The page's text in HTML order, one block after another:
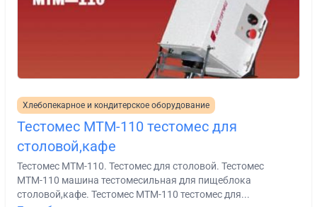
Хлебопекарное и кондитерское оборудование
Тестомес МТМ-110 тестомес для
столовой,кафе
Тестомес МТМ-110. Тестомес для столовой. Тестомес
МТМ-110 машина тестомесильная для пищеблока
столовой,кафе. Тестомес МТМ-110 тестомес для...